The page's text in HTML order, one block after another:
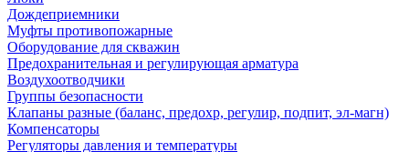
Дождеприемники
Муфты противопожарные
Оборудование для скважин
Предохранительная и регулирующая арматура
Воздухоотводчики
Группы безопасности
Клапаны разные (баланс, предохр, регулир, подпит, эл-магн)
Компенсаторы
Регуляторы давления и температуры